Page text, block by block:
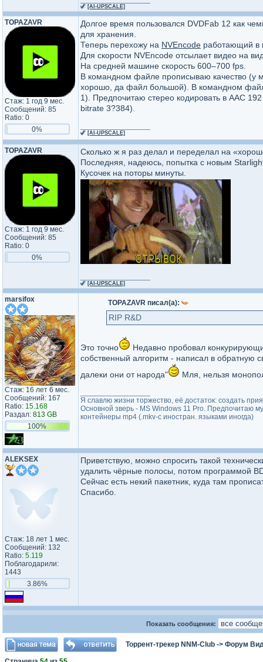
🦖 [AI-UPSCALE]
TOPAZAVR
Стаж: 1 год 9 мес.
Сообщений: 85
Ratio: 0
0%
Долгое время пользовался DVDFab 12 как
для хранения.
Теперь перехожу на NVEncode работающий в
Для скорости NVEncode отсылает видео на
На средней машине скорость 600–700 fps.
В командном файле прописываю качество (у
хорошо, да файл большой). В командном
1). Предпочитаю стерео кодировать в AAC
bitrate 3?384).
🦖 [AI-UPSCALE]
TOPAZAVR
Стаж: 1 год 9 мес.
Сообщений: 85
Ratio: 0
0%
Сколько ж я раз делал и переделал на
Последняя, надеюсь, попытка с новым
Кусочек на поторы минуты.
🦖 [AI-UPSCALE]
marsifox
Стаж: 16 лет 6 мес.
Сообщений: 167
Ratio: 15.168
Раздал: 813 GB
100%
TOPAZAVR писал(а):
RIP R&D
Это точно
Недавно пробовал
собственный алгоритм - написал в
далеки они от народа"
Мля, нельзя
Я славлю жизни торжество, её достаток: создать
Основной зверь - MS Windows 11 Pro. Предпочитаю
контейнеры mp4 (.mkv-с иностран. языками иногда)
ALEKSEX
Стаж: 18 лет 1 мес.
Сообщений: 132
Ratio: 5.119
Поблагодарили:
1443
3.86%
Приветствую, можно спросить такой
удалить чёрные полосы, потом программой
Сейчас есть некий пакетник, куда там
Спасибо.
Показать сообщения:
Торрент-трекер NNM-Club -> Форум